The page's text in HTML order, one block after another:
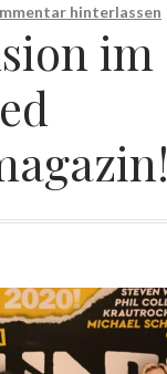
hinterlassen
im